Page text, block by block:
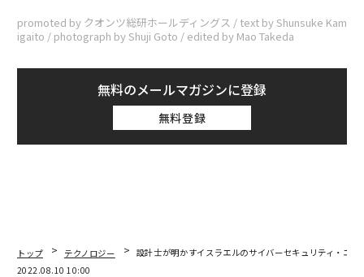
promoted by クオンツ総研ホールディングス / text by Shunsuke Kam
igaito / photograph by Shuji Goto / edited by Mao Takeda
無料のメールマガジンに登録
無料登録
トップ テクノロジー
設計士が明かすイスラエルのサイバーセキュリティ・エコ
2022.08.10 10:00